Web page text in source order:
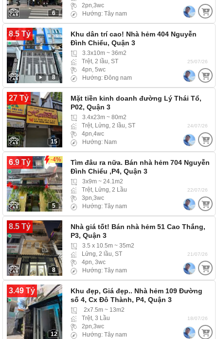
6
2pn,3wc
Hướng: Tây nam
8.5 Tỷ
8
Khu dân trí cao! Nhà hẻm 404 Nguyễn
Đình Chiểu, Quận 3
3.3x10m ~ 36m2
Trệt, 2 lầu, ST
4pn, 5wc
Hướng: Đông nam
25/07/26
27 Tỷ
15
Mặt tiền kinh doanh đường Lý Thái Tổ,
P02, Quận 3
3.4x23m ~ 80m2
Trệt, Lửng, 2 lầu, ST
4pn,4wc
Hướng: Nam
24/07/26
6.9 Tỷ -4%
5
Tìm đâu ra nữa. Bán nhà hẻm 704 Nguyễn
Đình Chiểu ,P4, Quận 3
3x9m ~ 24.1m2
Trệt, Lửng, 2 Lầu
3pn,3wc
Hướng: Tây nam
22/07/26
8.5 Tỷ
8
Nhà giá tốt! Bán nhà hẻm 51 Cao Thắng,
P3, Quận 3
3.5 x 10.5m ~ 35m2
Lửng, 2 lầu, ST
4pn, 3wc
Hướng: Tây nam
21/07/26
3.49 Tỷ
12
Khu đẹp, Giá đẹp.. Nhà hẻm 109 Đường
số 4, Cx Đô Thành, P4, Quận 3
2x7.5m ~ 13m2
Trệt, 3 Lầu
2pn,3wc
Hướng: Tây nam
18/07/26